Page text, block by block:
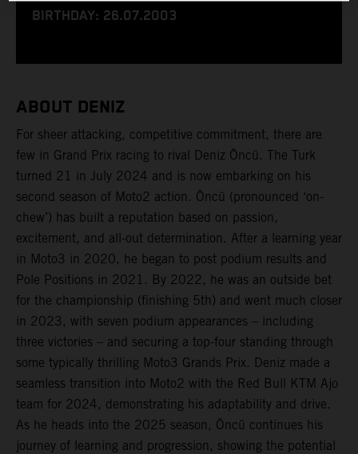
BIRTHDAY: 26.07.2003
ABOUT DENIZ
For sheer attacking, competitive commitment, there are
few in Grand Prix racing to rival Deniz Öncü. The Turk
turned 21 in July 2024 and is now embarking on his
second season of Moto2 action. Öncü (pronounced ‘on-
chew’) has built a reputation based on passion,
excitement, and all-out determination. After a learning year
in Moto3 in 2020, he began to post podium results and
Pole Positions in 2021. By 2022, he was an outside bet
for the championship (finishing 5th) and went much closer
in 2023, with seven podium appearances – including
three victories – and securing a top-four standing through
some typically thrilling Moto3 Grands Prix. Deniz made a
seamless transition into Moto2 with the Red Bull KTM Ajo
team for 2024, demonstrating his adaptability and drive.
As he heads into the 2025 season, Öncü continues his
journey of learning and progression, showing the potential